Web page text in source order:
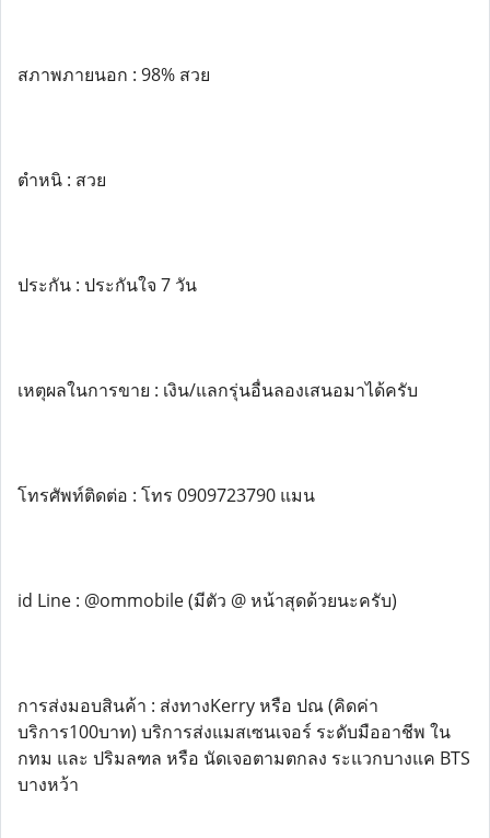
สภาพภายนอก : 98% สวย
ตำหนิ : สวย
ประกัน : ประกันใจ 7 วัน
เหตุผลในการขาย : เงิน/แลกรุ่นอื่นลองเสนอมาได้ครับ
โทรศัพท์ติดต่อ : โทร 0909723790 แมน
id Line : @ommobile (มีตัว @ หน้าสุดด้วยนะครับ)
การส่งมอบสินค้า : ส่งทางKerry หรือ ปณ (คิดค่า
บริการ100บาท) บริการส่งแมสเซนเจอร์ ระดับมืออาชีพ ใน
กทม และ ปริมลฑล หรือ นัดเจอตามตกลง ระแวกบางแค BTS
บางหว้า